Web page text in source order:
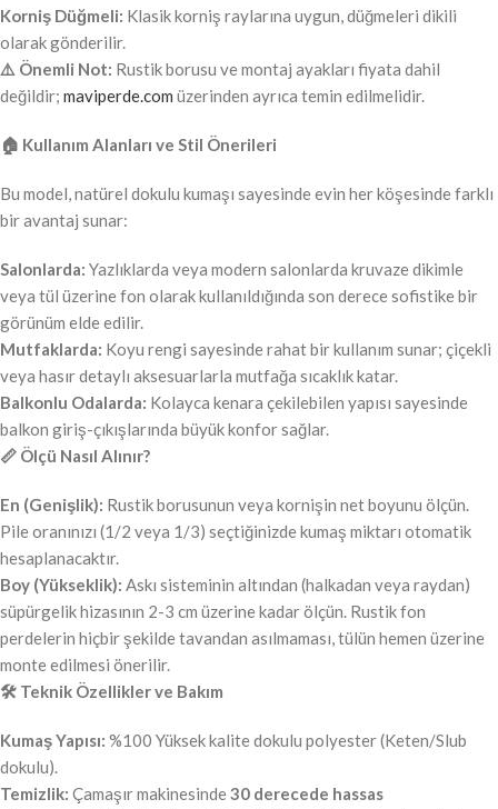
Korniş Düğmeli: Klasik korniş raylarına uygun, düğmeleri dikili
olarak gönderilir.
⚠️ Önemli Not: Rustik borusu ve montaj ayakları fiyata dahil
değildir; maviperde.com üzerinden ayrıca temin edilmelidir.
🏠 Kullanım Alanları ve Stil Önerileri
Bu model, natürel dokulu kumaşı sayesinde evin her köşesinde farklı
bir avantaj sunar:
Salonlarda: Yazlıklarda veya modern salonlarda kruvaze dikimle
veya tül üzerine fon olarak kullanıldığında son derece sofistike bir
görünüm elde edilir.
Mutfaklarda: Koyu rengi sayesinde rahat bir kullanım sunar; çiçekli
veya hasır detaylı aksesuarlarla mutfağa sıcaklık katar.
Balkonlu Odalarda: Kolayca kenara çekilebilen yapısı sayesinde
balkon giriş-çıkışlarında büyük konfor sağlar.
📏 Ölçü Nasıl Alınır?
En (Genişlik): Rustik borusunun veya kornişin net boyunu ölçün.
Pile oranınızı (1/2 veya 1/3) seçtiğinizde kumaş miktarı otomatik
hesaplanacaktır.
Boy (Yükseklik): Askı sisteminin altından (halkadan veya raydan)
süpürgelik hizasının 2-3 cm üzerine kadar ölçün. Rustik fon
perdelerin hiçbir şekilde tavandan asılmaması, tülün hemen üzerine
monte edilmesi önerilir.
🛠️ Teknik Özellikler ve Bakım
Kumaş Yapısı: %100 Yüksek kalite dokulu polyester (Keten/Slub
dokulu).
Temizlik: Çamaşır makinesinde30 derecede hassas